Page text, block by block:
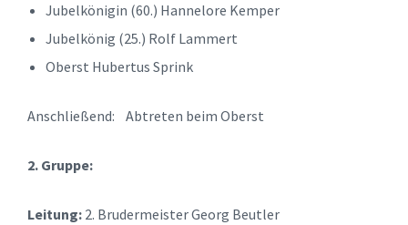
Jubelkönigin (60.) Hannelore Kemper
Jubelkönig (25.) Rolf Lammert
Oberst Hubertus Sprink
Anschließend: Abtreten beim Oberst
2. Gruppe:
Leitung: 2. Brudermeister Georg Beutler